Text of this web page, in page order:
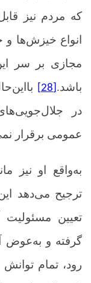
که مردم نیز
انواع خیزش‌ها
مجازی بر سر
باشد.
در
عمومی برقرار
به‌واقع او نیز
ترجیح می‌دهد
تعیین
گرفته و به‌عوض
رود، تمام